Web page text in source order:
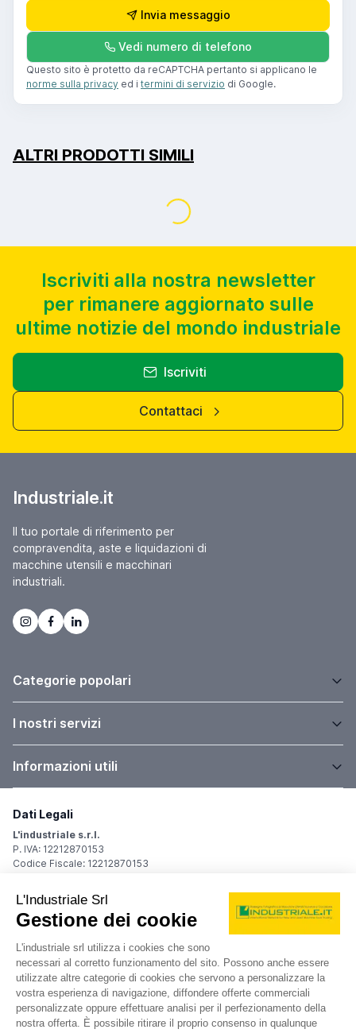
Invia messaggio
Vedi numero di telefono
Questo sito è protetto da reCAPTCHA pertanto si applicano le
norme sulla privacy ed i termini di servizio di Google.
ALTRI PRODOTTI SIMILI
Caricamento...
Iscriviti alla nostra newsletter
per rimanere aggiornato sulle
ultime notizie del mondo industriale
Iscriviti
Contattaci
Industriale.it
Il tuo portale di riferimento per
compravendita, aste e liquidazioni di
macchine utensili e macchinari
industriali.
Categorie popolari
I nostri servizi
Informazioni utili
Dati Legali
L'industriale s.r.l.
P. IVA: 12212870153
Codice Fiscale: 12212870153
Sede Legale
Via Carlo Dolci, 32
20148 Milano (MI)
Italy
Registro Imprese
Iscrizione R.I.: 12212870153
REA: MI-1539011
Capitale sociale: Euro 10.400,00 i.v.